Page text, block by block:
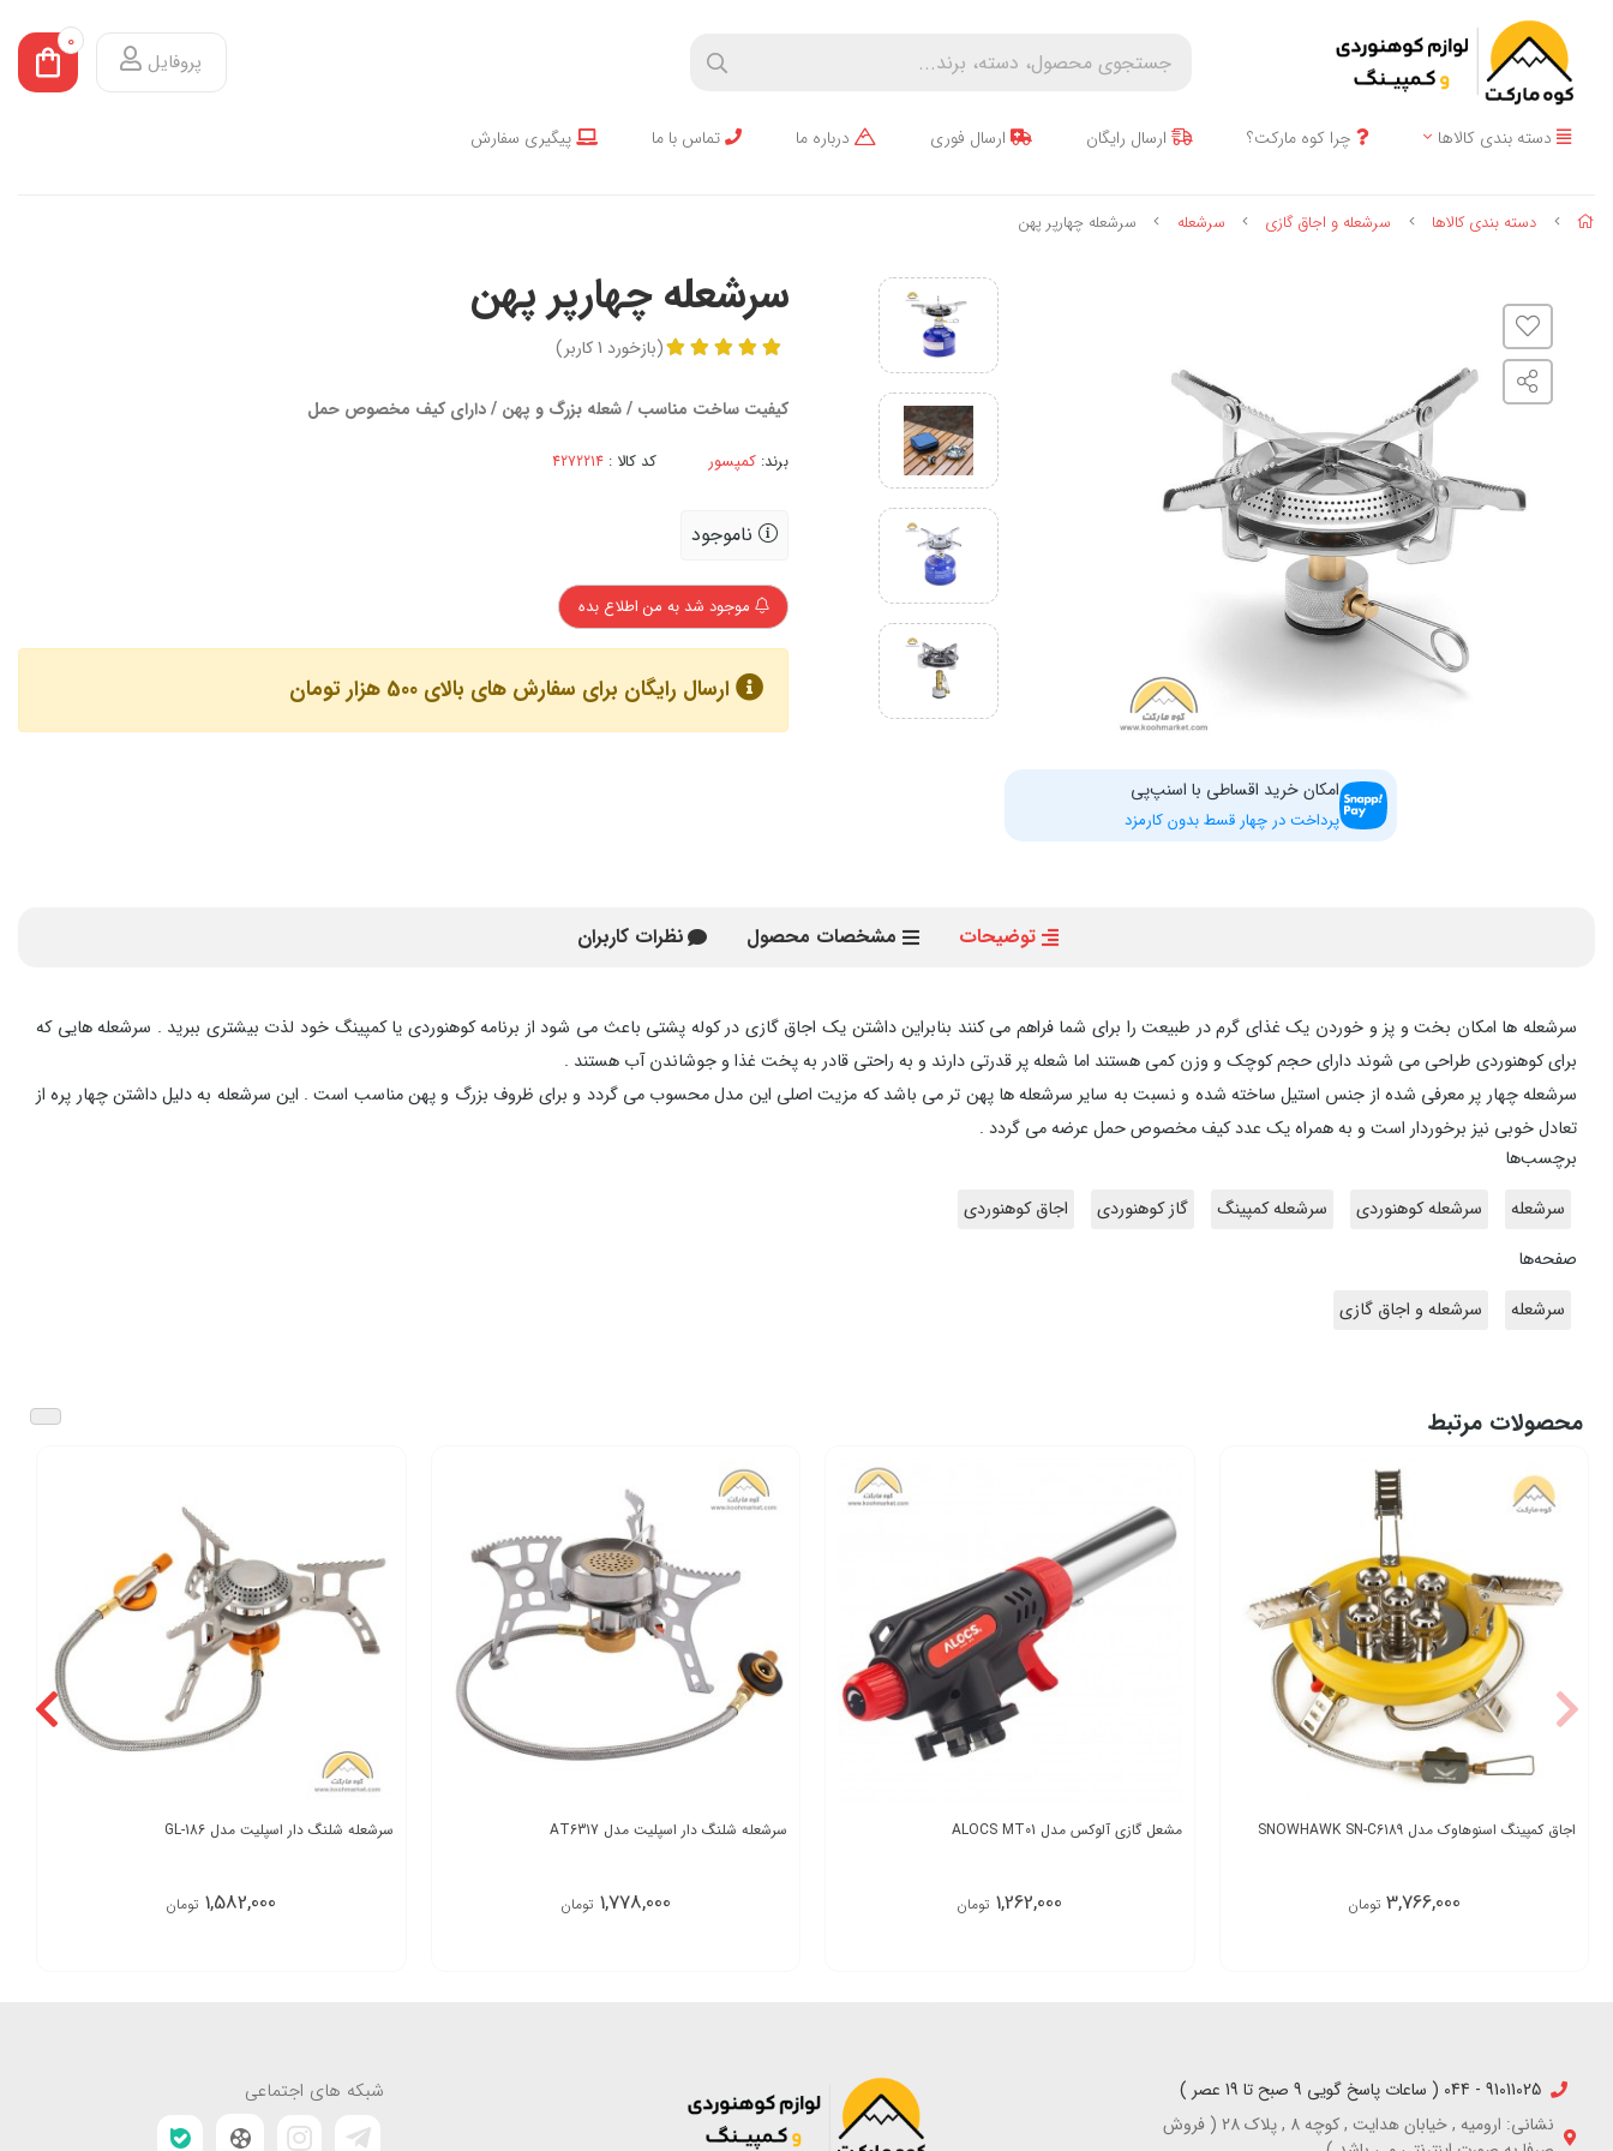
پروفایل
0
دسته بندی کالاها چرا کوه مارکت؟ ارسال رایگان ارسال فوری درباره ما تماس با ما پیگیری سفارش
دسته بندی کالاها سرشعله و اجاق گازی سرشعله سرشعله چهارپر پهن
امکان خرید اقساطی با اسنپ‌پی
پرداخت در چهار قسط بدون کارمزد
سرشعله چهارپر پهن
(بازخورد کاربر)
کیفیت ساخت مناسب / شعله بزرگ و پهن / دارای کیف مخصوص حمل
برند: کمپسور کد کالا :
ناموجود
موجود شد به من اطلاع بده
ارسال رایگان برای سفارش های بالای 500 هزار تومان
توضیحات مشخصات محصول نظرات کاربران
سرشعله ها امکان بخت و پز و خوردن یک غذای گرم در طبیعت را برای شما فراهم می کنند بنابراین داشتن یک اجاق گازی در کوله پشتی باعث می شود از برنامه کوهنوردی یا کمپینگ خود لذت بیشتری ببرید . سرشعله هایی که
برای کوهنوردی طراحی می شوند دارای حجم کوچک و وزن کمی هستند اما شعله پر قدرتی دارند و به راحتی قادر به پخت غذا و جوشاندن آب هستند .
سرشعله چهار پر معرفی شده از جنس استیل ساخته شده و نسبت به سایر سرشعله ها پهن تر می باشد که مزیت اصلی این مدل محسوب می گردد و برای ظروف بزرگ و پهن مناسب است . این سرشعله به دلیل داشتن چهار پره از
تعادل خوبی نیز برخوردار است و به همراه یک عدد کیف مخصوص حمل عرضه می گردد .
برچسب‌ها
سرشعله
سرشعله کوهنوردی سرشعله کمپینگ گاز کوهنوردی
اجاق کوهنوردی
صفحه‌ها
سرشعله
سرشعله و اجاق گازی
محصولات مرتبط
اجاق کمپینگ اسنوهاوک مدل SNOWHAWK SN-C6189
3,766,000 تومان
مشعل گازی آلوکس مدل ALOCS MT01
1,262,000 تومان
سرشعله شلنگ دار اسپلیت مدل AT6317
1,778,000 تومان
سرشعله شلنگ دار اسپلیت مدل GL-186
1,582,000 تومان
91011025 - 044 ( ساعات پاسخ گویی 9 صبح تا 19 عصر )
نشانی: ارومیه , خیابان هدایت , کوچه 8 , پلاک 28 ( فروش
شبکه های اجتماعی